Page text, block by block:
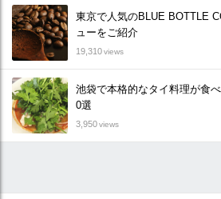
東京で人気のBLUE BOTTLE
ューをご紹介
19,310views
池袋で本格的なタイ料理が食
0選
3,950views